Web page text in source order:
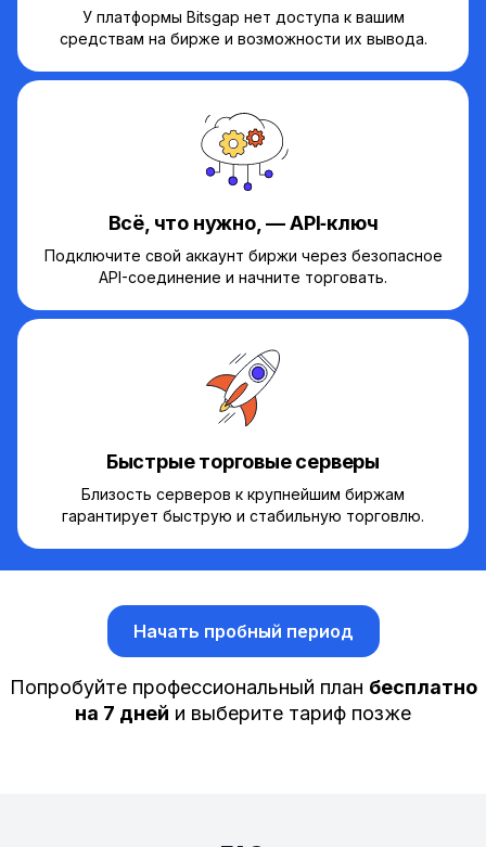
У платформы Bitsgap нет доступа к вашим
средствам на бирже и возможности их вывода.
Всё, что нужно, — API‑ключ
Подключите свой аккаунт биржи через безопасное
API-соединение и начните торговать.
Быстрые торговые серверы
Близость серверов к крупнейшим биржам
гарантирует быструю и стабильную торговлю.
Начать пробный период
Попробуйте профессиональный план бесплатно
на 7 дней и выберите тариф позже